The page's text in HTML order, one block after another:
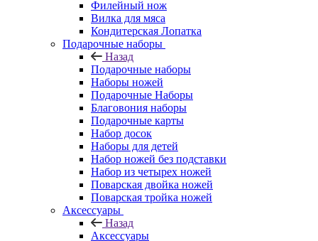
Филейный нож
Вилка для мяса
Кондитерская Лопатка
Подарочные наборы
Назад
Подарочные наборы
Наборы ножей
Подарочные Наборы
Благовония наборы
Подарочные карты
Набор досок
Наборы для детей
Набор ножей без подставки
Набор из четырех ножей
Поварская двойка ножей
Поварская тройка ножей
Аксессуары
Назад
Аксессуары